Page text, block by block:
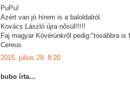
PuPu!
Azért van jó hírem is a baloldalról.
Kovács László újra nősül!!!!!
Faj magyar Kövérünkről pedig:"továbbra
Cereus
2015. július 29. 8:20
bubo írta...